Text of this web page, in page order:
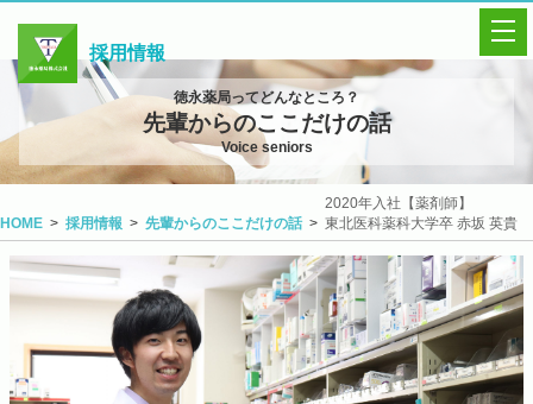
採用情報
採用トップ
インターンシップ研修
説明会・イベント情報
募集要項
先輩の声
Q&A
徳永薬局ってどんなところ？
先輩からのここだけの話
Voice seniors
HOME 採用情報 先輩からのここだけの話
2020年入社【薬剤師】
東北医科薬科大学卒 赤坂 英貴